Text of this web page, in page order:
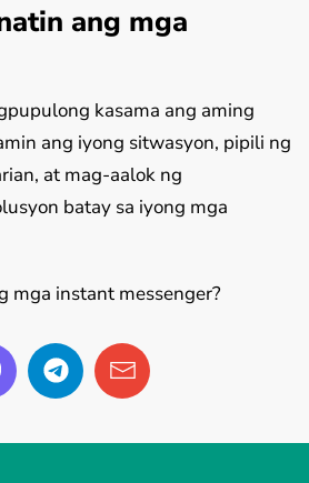
ang mga
kasama ang aming
ang iyong sitwasyon, pipili ng
at mag-aalok ng
batay sa iyong mga
mga instant messenger?